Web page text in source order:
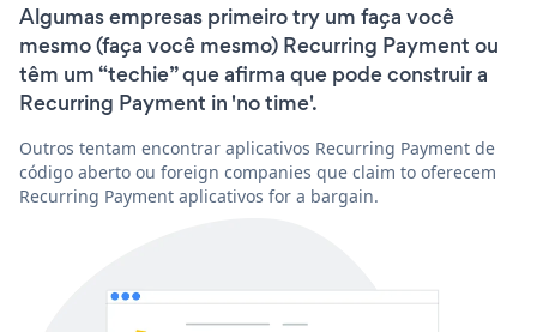
Algumas empresas primeiro try um faça você
mesmo (faça você mesmo) Recurring Payment ou
têm um “techie” que afirma que pode construir a
Recurring Payment in 'no time'.
Outros tentam encontrar aplicativos Recurring Payment de
código aberto ou foreign companies que claim to oferecem
Recurring Payment aplicativos for a bargain.